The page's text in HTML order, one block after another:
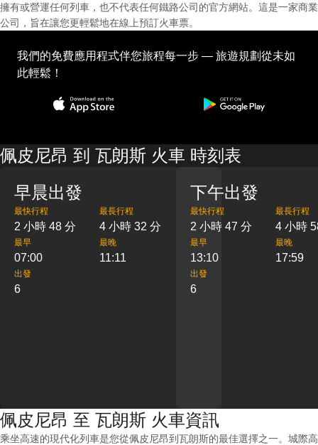
擁有或營運任何列車，也不代表任何鐵路公司的官方網站。這是一家商業
公司，旨在讓您更輕鬆地在線上預訂火車票。
我們的免費應用程式伴您旅程每一步 — 旅遊規劃從未如
此輕鬆！
佩皮尼昂 到 瓦朗斯 火車 時刻表
早晨出發
最快行程
2 小時 48 分
最長行程
4 小時 32 分
最早
07:00
最晚
11:11
出發
6
下午出發
最快行程
2 小時 47 分
最長行程
4 小時
最早
13:10
最晚
17:59
出發
6
佩皮尼昂 至 瓦朗斯 火車資訊
乘坐高速的現代化列車是您從佩皮尼昂到瓦朗斯的最佳選擇之一。城際高